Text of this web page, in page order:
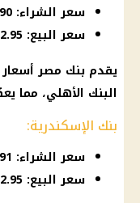
سعر الشراء: 12.90 جنيه.
سعر البيع: 12.95 جنيه.
يقدم بنك مصر أسعار
البنك الأهلي، مما
بنك الإسكندرية:
سعر الشراء: 12.91 جنيه.
سعر البيع: 12.95 جنيه.